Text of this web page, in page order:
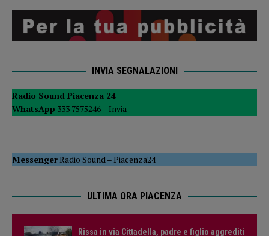
INVIA SEGNALAZIONI
Radio Sound Piacenza 24
WhatsApp 333 7575246 – Invia
MessengerRadio Sound –Piacenza24
ULTIMA ORA PIACENZA
Rissa in via Cittadella, padre e figlio aggrediti